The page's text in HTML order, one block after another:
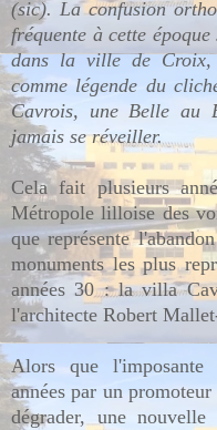
(sic). La confusion
fréquente à cette
dans la ville de Croix,
comme légende du
Cavrois, une Belle au
jamais se réveiller.
Cela fait plusieurs
Métropole lilloise des
que représente
monuments les plus
années 30 : la villa
l'architecte Robert
Alors que l'imposante
années par un
dégrader, une